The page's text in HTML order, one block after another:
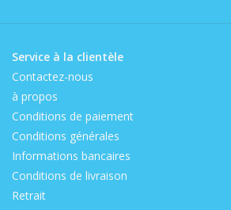
Service à la clientèle
Contactez-nous
à propos
Conditions de paiement
Conditions générales
Informations bancaires
Conditions de livraison
Retrait